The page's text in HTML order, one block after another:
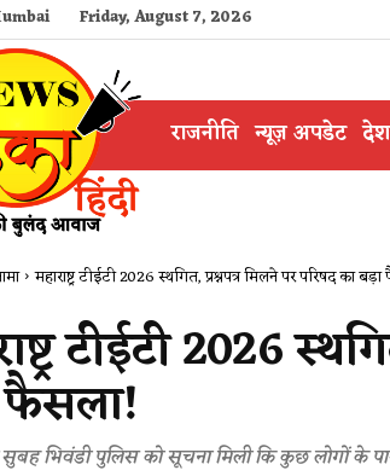
Friday, August 7, 2026
राजनीति न्यूज़ अपडेट
महाराष्ट्र टीईटी 2026 स्थगित, प्रश्नपत्र मिलने पर परिषद का
टीईटी 2026
भिवंडी पुलिस को सूचना मिली कि कुछ लोगों के पास